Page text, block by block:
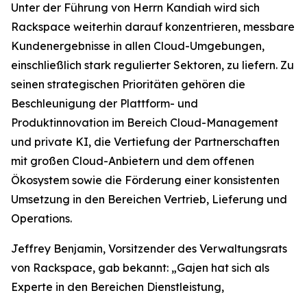
Unter der Führung von Herrn Kandiah wird sich
Rackspace weiterhin darauf konzentrieren, messbare
Kundenergebnisse in allen Cloud-Umgebungen,
einschließlich stark regulierter Sektoren, zu liefern. Zu
seinen strategischen Prioritäten gehören die
Beschleunigung der Plattform- und
Produktinnovation im Bereich Cloud-Management
und private KI, die Vertiefung der Partnerschaften
mit großen Cloud-Anbietern und dem offenen
Ökosystem sowie die Förderung einer konsistenten
Umsetzung in den Bereichen Vertrieb, Lieferung und
Operations.
Jeffrey Benjamin, Vorsitzender des Verwaltungsrats
von Rackspace, gab bekannt: „Gajen hat sich als
Experte in den Bereichen Dienstleistung,